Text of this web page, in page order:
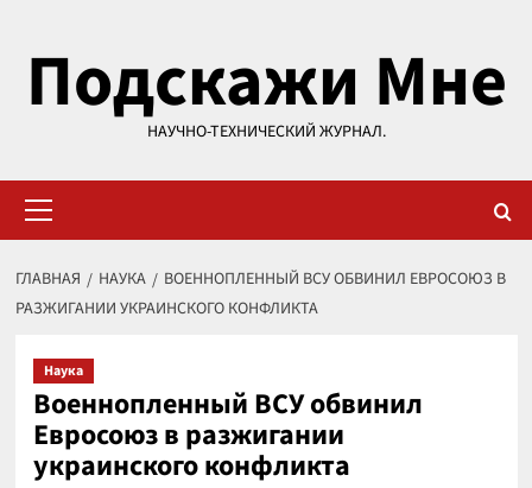
содержимому
Подскажи Мне
НАУЧНО-ТЕХНИЧЕСКИЙ ЖУРНАЛ.
меню
ГЛАВНАЯ НАУКА
ВОЕННОПЛЕННЫЙ ВСУ ОБВИНИЛ ЕВРОСОЮЗ В
РАЗЖИГАНИИ УКРАИНСКОГО КОНФЛИКТА
Наука
Военнопленный ВСУ обвинил
Евросоюз в разжигании
украинского конфликта